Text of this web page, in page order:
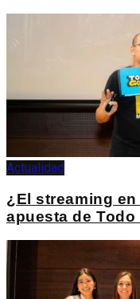
Actualidad
¿El streaming
apuesta de Todo